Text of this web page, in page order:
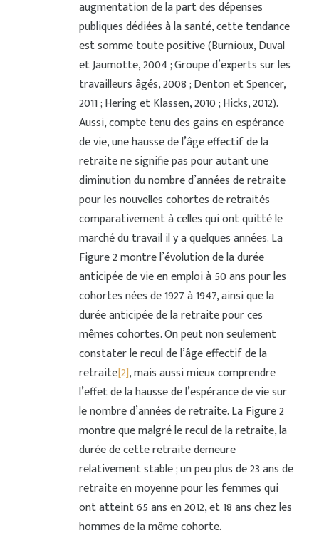
augmentation de la part des dépenses
publiques dédiées à la santé, cette tendance
est somme toute positive (Burnioux, Duval
et Jaumotte, 2004 ; Groupe d’experts sur les
travailleurs âgés, 2008 ; Denton et Spencer,
2011 ; Hering et Klassen, 2010 ; Hicks, 2012).
Aussi, compte tenu des gains en espérance
de vie, une hausse de l’âge effectif de la
retraite ne signifie pas pour autant une
diminution du nombre d’années de retraite
pour les nouvelles cohortes de retraités
comparativement à celles qui ont quitté le
marché du travail il y a quelques années. La
Figure 2 montre l’évolution de la durée
anticipée de vie en emploi à 50 ans pour les
cohortes nées de 1927 à 1947, ainsi que la
durée anticipée de la retraite pour ces
mêmes cohortes. On peut non seulement
constater le recul de l’âge effectif de la
retraite[2], mais aussi mieux comprendre
l’effet de la hausse de l’espérance de vie sur
le nombre d’années de retraite. La Figure 2
montre que malgré le recul de la retraite, la
durée de cette retraite demeure
relativement stable ; un peu plus de 23 ans de
retraite en moyenne pour les femmes qui
ont atteint 65 ans en 2012, et 18 ans chez les
hommes de la même cohorte.